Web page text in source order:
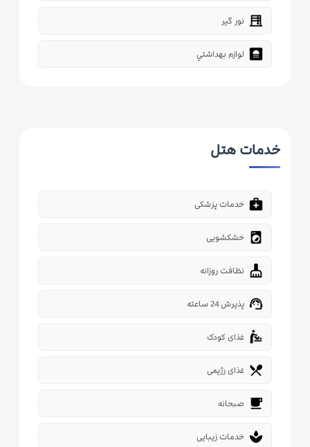
blinds نور گیر
bathroom لوازم بهداشتي
خدمات هتل
medical_services خدمات پزشکی
local_laundry_service خشکشویی
cleaning_services نظافت روزانه
support_agent پذیرش 24 ساعته
baby_changing_station غذای کودک
restaurant_menu غذای رژیمی
free_breakfast صبحانه
spa خدمات زیبایی